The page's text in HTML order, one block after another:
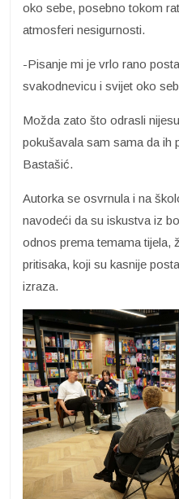
oko sebe, posebno tokom
atmosferi nesigurnosti.
-Pisanje mi je vrlo rano
svakodnevicu i svijet oko
Možda zato što odrasli
pokušavala sam sama da ih
Bastašić.
Autorka se osvrnula i na
navodeći da su iskustva iz
odnos prema temama tijela,
pritisaka, koji su kasnije
izraza.